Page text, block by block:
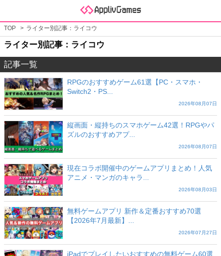
TOP ライター別記事：ライコウ
ライター別記事：ライコウ
記事一覧
RPGのおすすめゲーム61選【PC・スマホ・
Switch2・PS...
2026年08月07日
縦画面・縦持ちのスマホゲーム42選！RPGやパ
ズルのおすすめアプ...
2026年08月07日
現在コラボ開催中のゲームアプリまとめ！人気
アニメ・マンガのキャラ...
2026年08月03日
無料ゲームアプリ 新作＆定番おすすめ70選
【2026年7月最新】...
2026年07月27日
iPadでプレイしたいおすすめの無料ゲーム60選